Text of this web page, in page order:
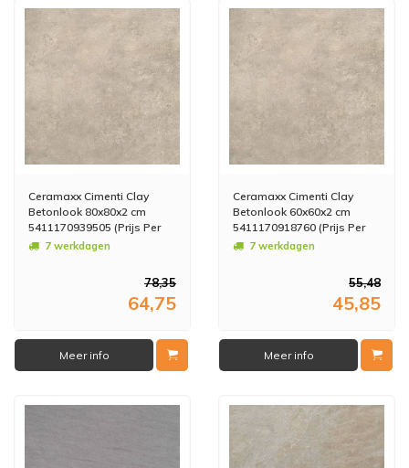
Ceramaxx Cimenti Clay
Betonlook 80x80x2 cm
5411170939505 (Prijs Per
M2)7 werkdagen
78,35
64,75
Meer info
Ceramaxx Cimenti Clay
Betonlook 60x60x2 cm
5411170918760 (Prijs Per
M2)7 werkdagen
55,48
45,85
Meer info